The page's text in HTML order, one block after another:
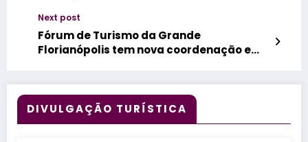
Next post
Fórum de Turismo da Grande
Florianópolis tem nova coordenação e
DIVULGAÇÃO TURÍSTICA